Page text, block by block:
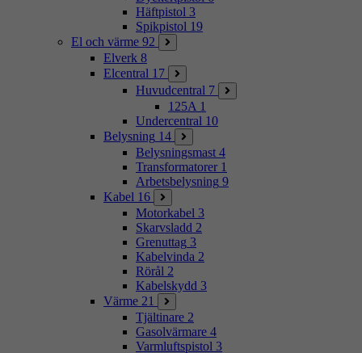
Häftpistol 3
Spikpistol 19
El och värme 92
Elverk 8
Elcentral 17
Huvudcentral 7
125A 1
Undercentral 10
Belysning 14
Belysningsmast 4
Transformatorer 1
Arbetsbelysning 9
Kabel 16
Motorkabel 3
Skarvsladd 2
Grenuttag 3
Kabelvinda 2
Rörål 2
Kabelskydd 3
Värme 21
Tjältinare 2
Gasolvärmare 4
Varmluftspistol 3